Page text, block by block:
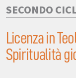
SECONDO
Licenza in
Spiritualità